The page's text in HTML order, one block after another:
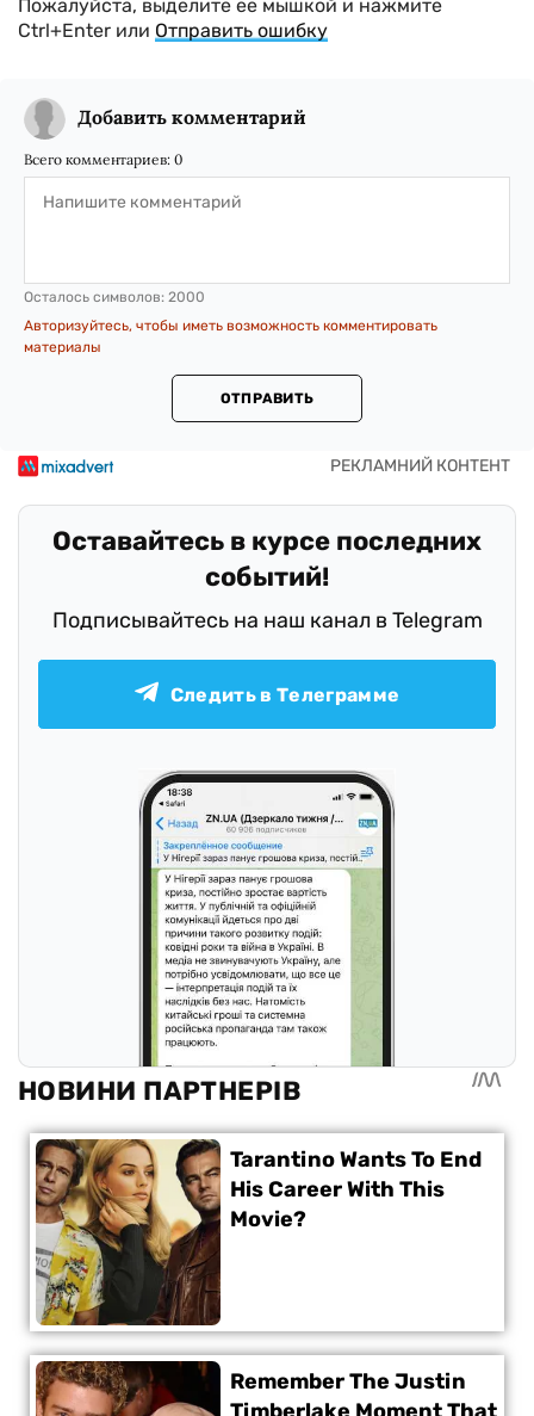
Пожалуйста, выделите ее мышкой и нажмите
Ctrl+Enter или Отправить ошибку
Добавить комментарий
Всего комментариев: 0
Осталось символов: 2000
Авторизуйтесь, чтобы иметь возможность комментировать
материалы
ОТПРАВИТЬ
Оставайтесь в курсе последних
событий!
Подписывайтесь на наш канал в Telegram
Следить в Телеграмме